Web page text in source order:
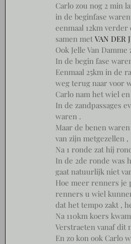
Carlo zou nog 2 min
in de beginfase
eenmaal 12km
samen met VAN DER
Ook Jelle Van
In de begin fase
Eenmaal 25km in de
weg terug naar voor
Carlo nam het wiel
In de zandpassages
waren .
Maar de benen
van zijn metgezellen
Na 1 ronde zat hij
In de 2de ronde was
gaat natuurlijk niet
Hoe meer renners je
renners u wiel
dat het tempo zakt ,
Na 110km koers
Verstraeten vanaf dit
En zo kon ook Carlo